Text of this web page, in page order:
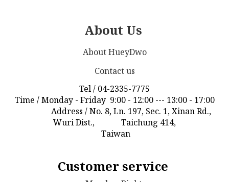
About Us
About HueyDwo
Contact us
Tel / 04-2335-7775
Time / Monday - Friday 9:00 - 12:00 --- 13:00 - 17:00
Address / No. 8, Ln. 197, Sec. 1, Xinan Rd.,
Wuri Dist., Taichung 414,
Taiwan
Customer service